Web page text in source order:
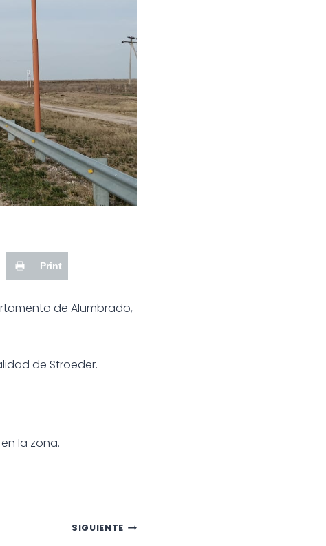
Print
de Alumbrado,
de Stroeder.
la zona.
SIGUIENTE